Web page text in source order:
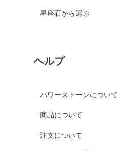
星座石から選ぶ
ヘルプ
パワーストーンについて
商品について
注文について